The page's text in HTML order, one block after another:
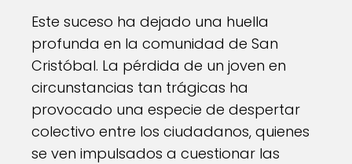
Este suceso ha dejado una huella
profunda en la comunidad de San
Cristóbal. La pérdida de un joven en
circunstancias tan trágicas ha
provocado una especie de despertar
colectivo entre los ciudadanos, quienes
se ven impulsados a cuestionar las